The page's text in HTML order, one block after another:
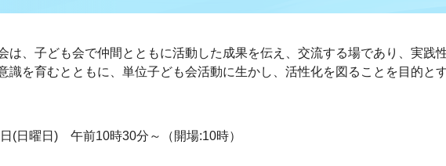
は、子ども会で仲間とともに活動した成果を伝え、交流する場であり、実践性
識を育むとともに、単位子ども会活動に生かし、活性化を図ることを目的と
(日曜日) 午前10時30分～（開場:10時）